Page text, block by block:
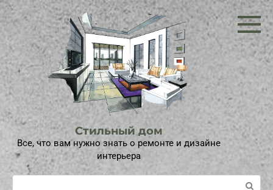
Перейти
контенту
Стильный дом
Все, что вам нужно знать о ремонте и дизайне
интерьера
Поиск: